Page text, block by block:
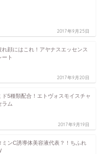
2017年9月25日
れ顔にはこれ！アヤナスエッセンス
ート
2017年9月20日
ド5種類配合！エトヴォスモイスチャ
ラム
2017年9月19日
ミンC誘導体美容液代表？！ちふれ